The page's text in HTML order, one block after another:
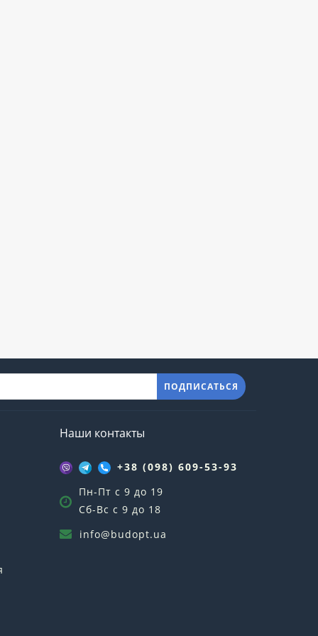
ПОДПИСАТЬСЯ
Наши контакты
+38 (098) 609-53-93
Пн-Пт с 9 до 19
Сб-Вс с 9 до 18
info@budopt.ua